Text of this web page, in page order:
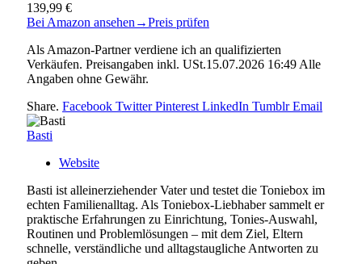
139,99 €
Bei Amazon ansehen →Preis prüfen
Als Amazon-Partner verdiene ich an qualifizierten
Verkäufen. Preisangaben inkl. USt.15.07.2026 16:49 Alle
Angaben ohne Gewähr.
Share. Facebook Twitter Pinterest LinkedIn Tumblr Email
Basti
Website
Basti ist alleinerziehender Vater und testet die Toniebox im
echten Familienalltag. Als Toniebox-Liebhaber sammelt er
praktische Erfahrungen zu Einrichtung, Tonies-Auswahl,
Routinen und Problemlösungen – mit dem Ziel, Eltern
schnelle, verständliche und alltagstaugliche Antworten zu